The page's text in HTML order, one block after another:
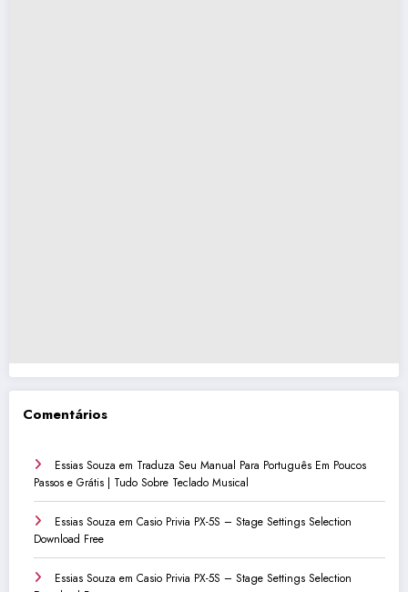
Comentários
Essias Souza em Traduza Seu Manual Para Português Em Poucos
Passos e Grátis | Tudo Sobre Teclado Musical
Essias Souza em Casio Privia PX-5S – Stage Settings Selection
Download Free
Essias Souza em Casio Privia PX-5S – Stage Settings Selection